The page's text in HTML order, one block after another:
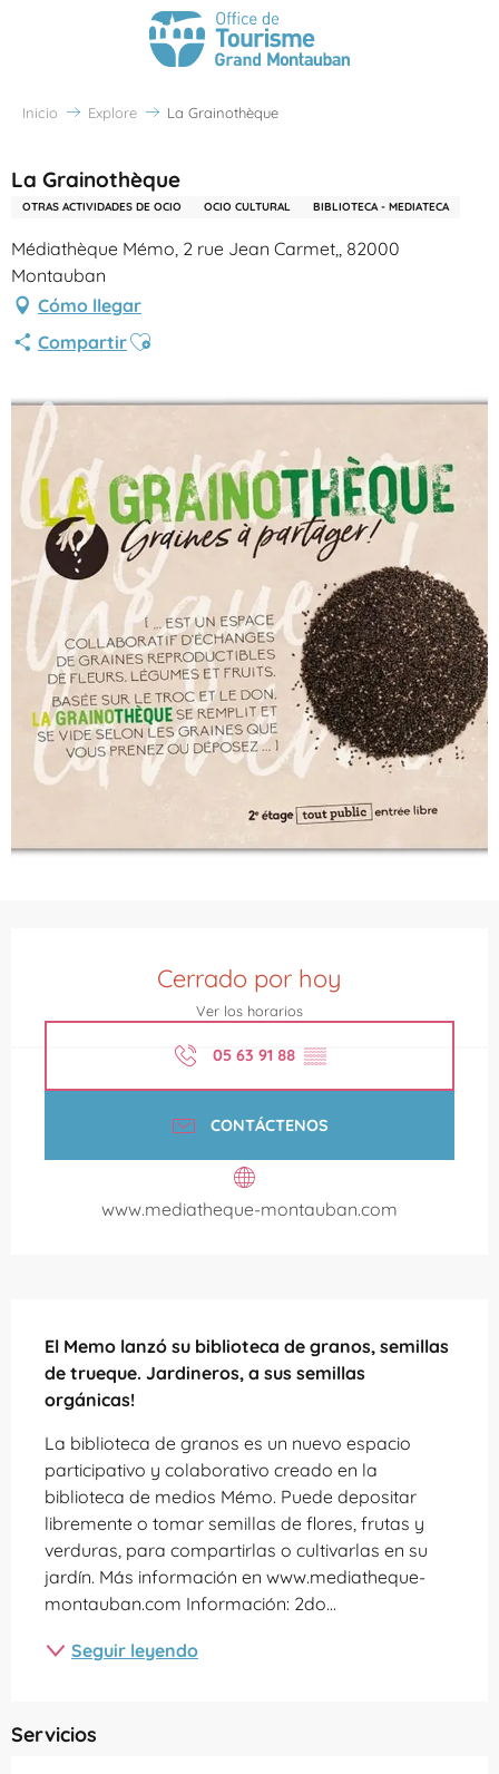
Inicio Explore La Grainothèque
La Grainothèque
OTRAS ACTIVIDADES DE OCIO OCIO CULTURAL BIBLIOTECA - MEDIATECA
Médiathèque Mémo, 2 rue Jean Carmet,, 82000
Montauban
Cómo llegar
CompartirAjouter aux favoris
Cerrado por hoy
Ver los horarios
05 63 91 88 ▒▒
CONTÁCTENOS
www.mediatheque-montauban.com
El Memo lanzó su biblioteca de granos, semillas
de trueque. Jardineros, a sus semillas
orgánicas!
La biblioteca de granos es un nuevo espacio
participativo y colaborativo creado en la
biblioteca de medios Mémo. Puede depositar
libremente o tomar semillas de flores, frutas y
verduras, para compartirlas o cultivarlas en su
jardín. Más información en www.mediatheque-
montauban.com Información: 2do...
Seguir leyendo
Servicios